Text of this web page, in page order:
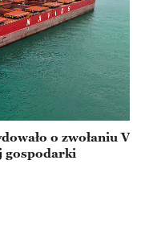
o zwołaniu V
gospodarki